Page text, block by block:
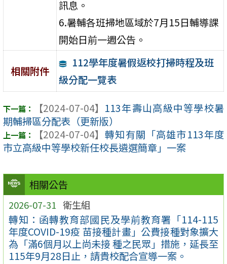
相關公告
2026-07-31 衛生組
轉知：函轉教育部國民及學前教育署「114-115
年度COVID-19疫 苗接種計畫」公費接種對象擴大
為「滿6個月以上尚未接 種之民眾」措施，延長至
115年9月28日止，請貴校配合宣導一案。
訊息。
6.暑輔各班掃地區域於7月15日輔導課
開始日前一週公告。
相關附件
112學年度暑假返校打掃時程及班
級分配一覽表
【2024-07-04】 113年壽山高級中等學校暑
期輔掃區分配表（更新版）
【2024-07-04】 轉知有關「高雄市113年度
市立高級中等學校新任校長遴選簡章」一案